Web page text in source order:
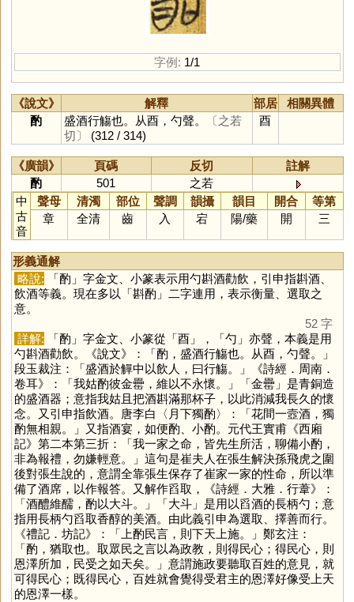
字例: 1/1
《說文》 解釋 部居
相關異體
酌
盛酒行觴也。从酉，勺聲。
〔之若
切〕
(312 / 314)
酉
《廣韻》 頁碼 反切
註解
酌
501
之若
中
古
音
聲母 清濁 部位 聲調 韻攝 韻目 開合
等第
章
全清 齒 入 宕 陽/藥 開 三
形義通解
略說: 「酌 」字金文、小篆表示用勺斟酒勸飲，引申指斟酒、
飲酒等義。現在多以「斟酌」二字連用，表示衡量、選取之
意。
52 字
詳解: 「酌 」字金文、小篆從「酉」，「勺 」亦聲，本義是用
勺斟酒勸飲。《說文》：「酌，盛酒行觴也。从酉，勺聲。」
段玉裁注：「盛酒於觶中以飲人，曰行觴。」《詩經．周南．
卷耳》：「我姑酌彼金罍，維以不永懷。」「金罍」是青銅造
的盛酒器；意指我姑且把酒斟滿那杯子，以此消減我長久的懷
念。又引申指飲酒。唐李白〈月下獨酌〉：「花間一壼酒，獨
酌無相親。」又指酒宴，如便酌、小酌。元代王實甫《西廂
記》第二本第三折：「我一家之命，皆先生所活，聊備小酌，
非為報禮，勿嫌輕意。」這句是崔夫人在張生解決孫飛虎之圍
後對張生說的，意謂全靠張生保存了崔家一家的性命，所以準
備了酒席，以作報答。又解作舀取，《詩經．大雅．行葦》：
「酒醴維醹，酌以大斗。」「大斗」是用以舀酒的長柄勺；意
指用長柄勺舀取香醇的美酒。由此義引申為選取、擇善而行。
《禮記．坊記》：「上酌民言，則下天上施。」鄭玄注：
「酌，猶取也。取眾民之言以為政教，則得民心；得民心，則
恩澤所加，民受之如天矣。」意謂施政要聽取百姓的意見，就
可得民心；既得民心，百姓就會覺得受君主的恩澤好像受上天
的恩澤一樣。